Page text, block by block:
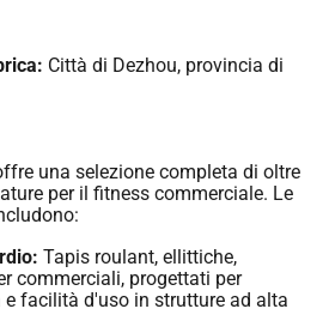
Città di Dezhou, provincia di
una selezione completa di oltre
per il fitness commerciale. Le
Tapis roulant, ellittiche,
commerciali, progettati per
e facilità d'uso in strutture ad alta